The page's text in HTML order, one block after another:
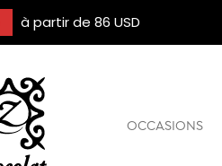
à partir de 86 USD
OCCASIONS